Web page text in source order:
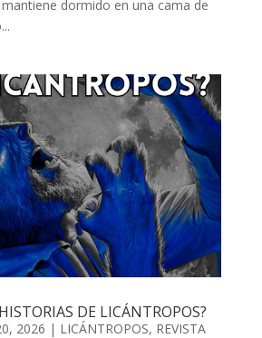
dormido en una cama de
DE LICÁNTROPOS?
2026 | LICÁNTROPOS, REVISTA